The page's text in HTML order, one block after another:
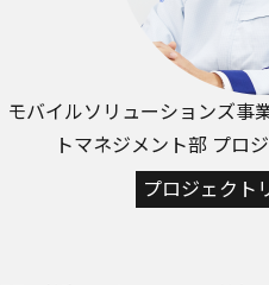
モバイルソリューションズ事
トマネジメント部 プロ
プロジェクト